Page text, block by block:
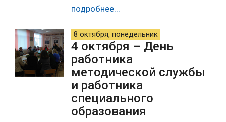
подробнее...
8 октября, понедельник
4 октября – День
работника
методической службы
и работника
специального
образования